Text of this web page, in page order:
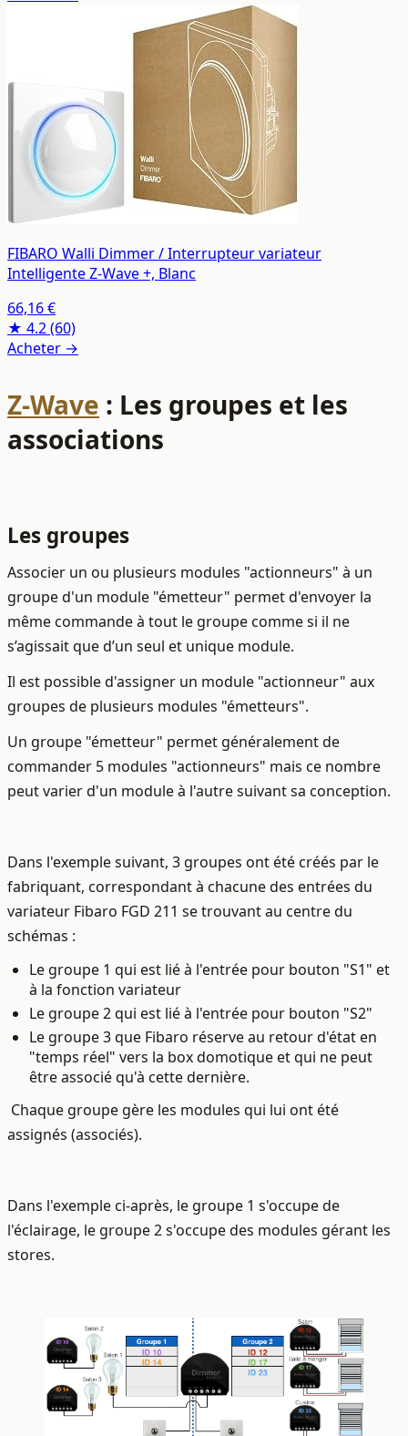
FIBARO Walli Dimmer / Interrupteur variateur
Intelligente Z-Wave +, Blanc
66,16 €
★ 4.2(60)
Acheter →
Z-Wave : Les groupes et les
associations
Les groupes
Associer un ou plusieurs modules "actionneurs" à un
groupe d'un module "émetteur" permet d'envoyer la
même commande à tout le groupe comme si il ne
s’agissait que d’un seul et unique module.
Il est possible d'assigner un module "actionneur" aux
groupes de plusieurs modules "émetteurs".
Un groupe "émetteur" permet généralement de
commander 5 modules "actionneurs" mais ce nombre
peut varier d'un module à l'autre suivant sa conception.
Dans l'exemple suivant, 3 groupes ont été créés par le
fabriquant, correspondant à chacune des entrées du
variateur Fibaro FGD 211 se trouvant au centre du
schémas :
Le groupe 1 qui est lié à l'entrée pour bouton "S1" et
à la fonction variateur
Le groupe 2 qui est lié à l'entrée pour bouton "S2"
Le groupe 3 que Fibaro réserve au retour d'état en
"temps réel" vers la box domotique et qui ne peut
être associé qu'à cette dernière.
Chaque groupe gère les modules qui lui ont été
assignés (associés).
Dans l'exemple ci-après, le groupe 1 s'occupe de
l'éclairage, le groupe 2 s'occupe des modules gérant les
stores.